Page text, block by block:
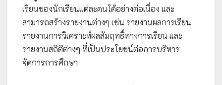
เรียนของนักเรียนแต่ละคนได้อย่างต่อเนื่อง และ
สามารถสร้างรายงานต่างๆ เช่น รายงานผลการเรียน
รายงานการวิเคราะห์ผลสัมฤทธิ์ทางการเรียน และ
รายงานสถิติต่างๆ ที่เป็นประโยชน์ต่อการบริหาร
จัดการการศึกษา